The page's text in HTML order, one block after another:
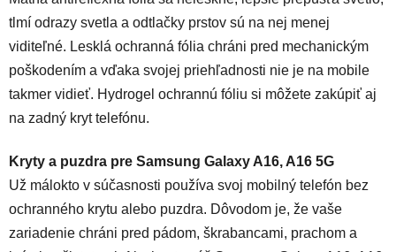
tlmí odrazy svetla a odtlačky prstov sú na nej menej
viditeľné. Lesklá ochranná fólia chráni pred mechanickým
poškodením a vďaka svojej priehľadnosti nie je na mobile
takmer vidieť. Hydrogel ochrannú fóliu si môžete zakúpiť aj
na zadný kryt telefónu.
Kryty a puzdra pre Samsung Galaxy A16, A16 5G
Už málokto v súčasnosti používa svoj mobilný telefón bez
ochranného krytu alebo puzdra. Dôvodom je, že vaše
zariadenie chráni pred pádom, škrabancami, prachom a